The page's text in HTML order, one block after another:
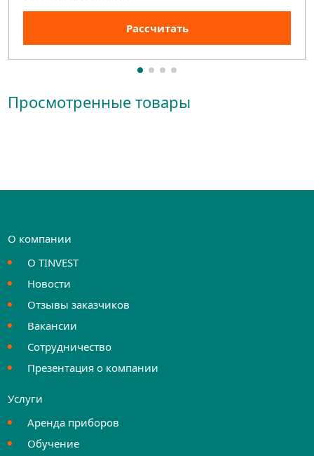
Рассчитать
Просмотренные товары
О компании
О TINVEST
Новости
Отзывы заказчиков
Вакансии
Сотрудничество
Презентация о компании
Услуги
Аренда приборов
Обучение